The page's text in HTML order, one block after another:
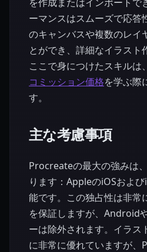
ーマンスはスムーズで応答
のキャンバスや複数のレイ
とができ、詳細なイラスト
ここで身につけたスキルは、
コミッション価格を学ぶ際
す。
主な考慮事項
Procreateの最大の強みは
ります：AppleのiOSおよ
能です。この独占性は非常
を保証しますが、Android
ーは除外されます。イラス
に非常に優れていますが